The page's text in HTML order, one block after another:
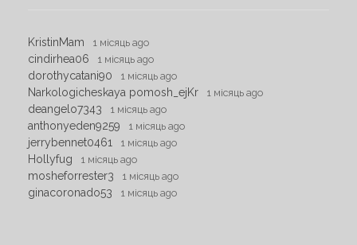
KristinMam 1 місяць ago
cindirhea06 1 місяць ago
dorothycatani90 1 місяць ago
Narkologicheskaya pomosh_ejKr 1 місяць ago
deangelo7343 1 місяць ago
anthonyeden9259 1 місяць ago
jerrybennet0461 1 місяць ago
Hollyfug 1 місяць ago
mosheforrester3 1 місяць ago
ginacoronado53 1 місяць ago